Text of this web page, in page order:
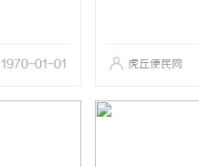
1970-01-01 虎丘便民网